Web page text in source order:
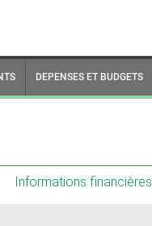
DEPENSES ET BUDGETS
Informations financières